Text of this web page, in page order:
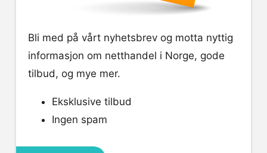
Bli med på vårt nyhetsbrev og motta nyttig
informasjon om netthandel i Norge, gode
tilbud, og mye mer.
Eksklusive tilbud
Ingen spam